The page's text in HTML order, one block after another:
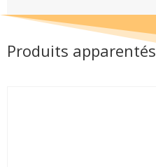
Produits apparentés